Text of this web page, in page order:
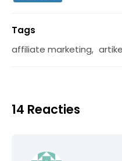
Tags
affiliate marketing,
14 Reacties